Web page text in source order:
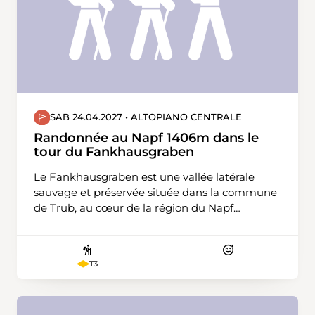
SAB 24.04.2027 • ALTOPIANO CENTRALE
Randonnée au Napf 1406m dans le
tour du Fankhausgraben
Le Fankhausgraben est une vallée latérale
sauvage et préservée située dans la commune
de Trub, au cœur de la région du Napf
l'érosion hydraulique, la région n'ayant pas été
recouverte par les glaciers lors de la dernière
c'est une boucle de crête plus exigeante qui
T3